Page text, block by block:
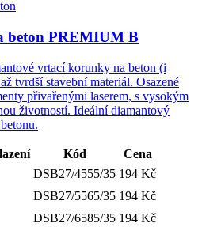
beton PREMIUM B
vrtací korunky na beton (i
tvrdší stavební materiál. Osazené
přivařenými laserem, s vysokým
životností. Ideální diamantový
Kód
Cena
DSB27/4555/35 194 Kč
DSB27/5565/35 194 Kč
DSB27/6585/35 194 Kč